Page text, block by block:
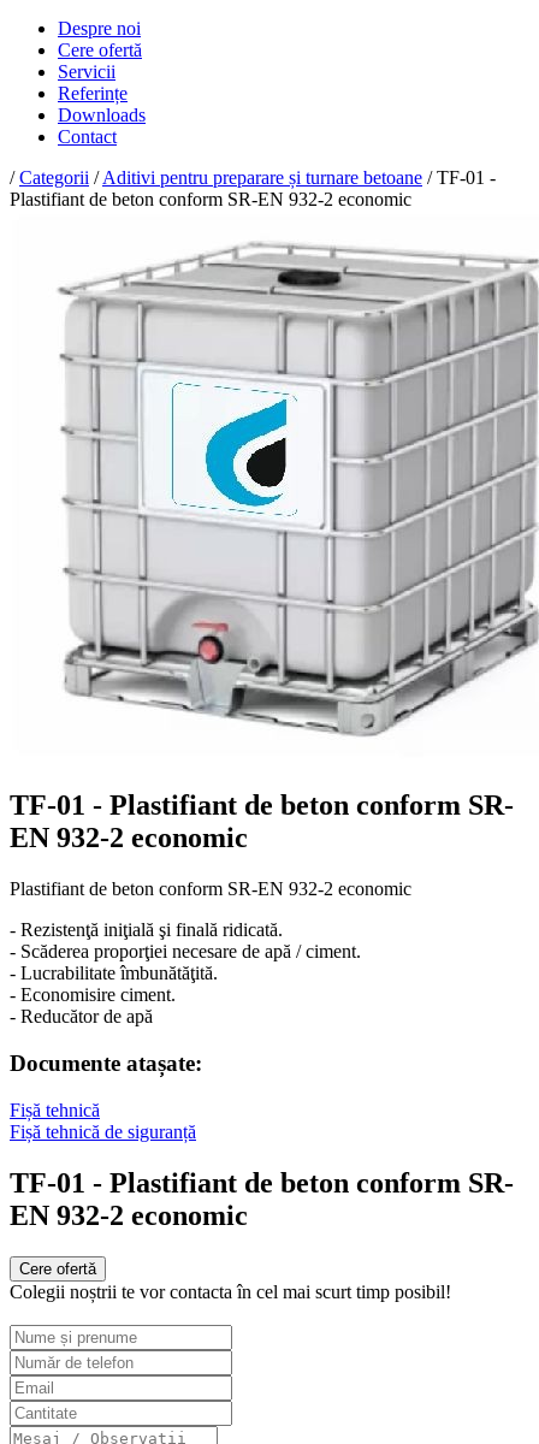
Despre noi
Cere ofertă
Servicii
Referințe
Downloads
Contact
/Categorii /Aditivi pentru preparare și turnare betoane / TF-01 -
Plastifiant de beton conform SR-EN 932-2 economic
TF-01 - Plastifiant de beton conform SR-
EN 932-2 economic
Plastifiant de beton conform SR-EN 932-2 economic
- Rezistenţă iniţială şi finală ridicată.
- Scăderea proporţiei necesare de apă / ciment.
- Lucrabilitate îmbunătăţită.
- Economisire ciment.
- Reducător de apă
Documente atașate:
Fișă tehnică
Fișă tehnică de siguranță
TF-01 - Plastifiant de beton conform SR-
EN 932-2 economic
Cere ofertă
Colegii noștrii te vor contacta în cel mai scurt timp posibil!